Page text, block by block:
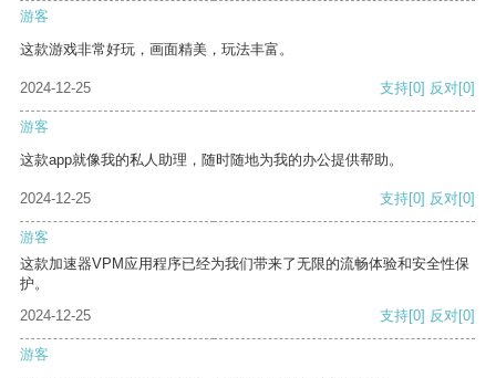
游客
这款游戏非常好玩，画面精美，玩法丰富。
2024-12-25 支持[0] 反对[0]
游客
这款app就像我的私人助理，随时随地为我的办公提供帮助。
2024-12-25 支持[0] 反对[0]
游客
这款加速器VPM应用程序已经为我们带来了无限的流畅体验和安全性保
护。
2024-12-25
支持[0] 反对[0]
游客